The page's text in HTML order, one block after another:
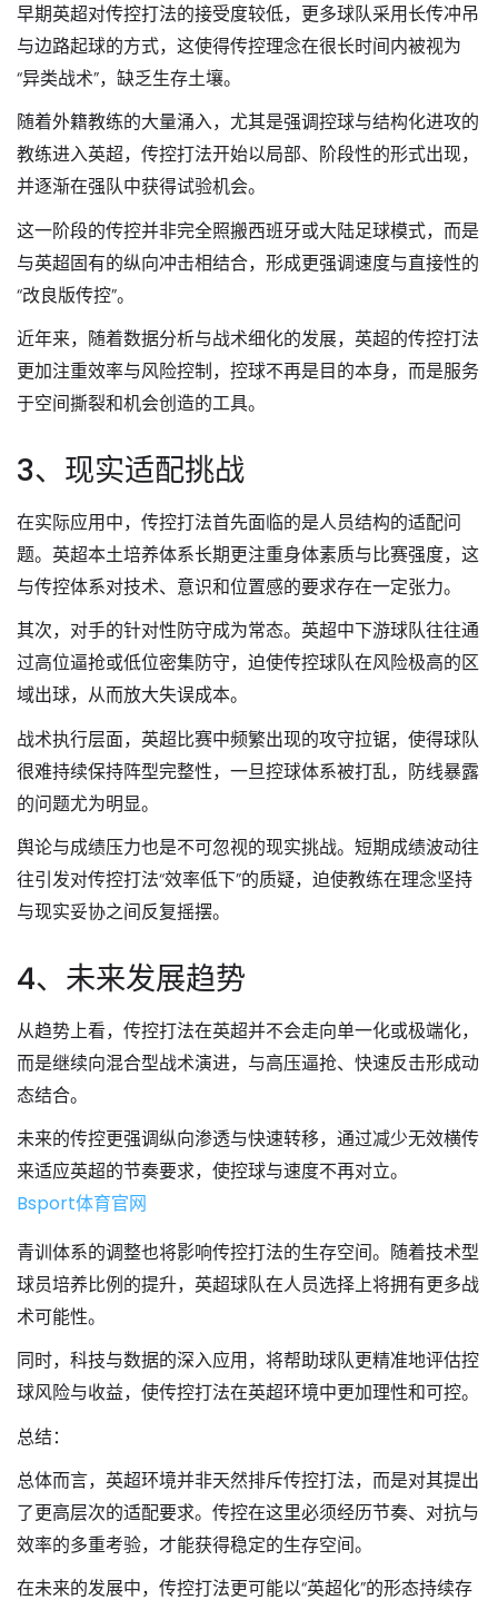
早期英超对传控打法的接受度较低，更多球队采用长传冲吊
与边路起球的方式，这使得传控理念在很长时间内被视为
“异类战术”，缺乏生存土壤。
随着外籍教练的大量涌入，尤其是强调控球与结构化进攻的
教练进入英超，传控打法开始以局部、阶段性的形式出现，
并逐渐在强队中获得试验机会。
这一阶段的传控并非完全照搬西班牙或大陆足球模式，而是
与英超固有的纵向冲击相结合，形成更强调速度与直接性的
“改良版传控”。
近年来，随着数据分析与战术细化的发展，英超的传控打法
更加注重效率与风险控制，控球不再是目的本身，而是服务
于空间撕裂和机会创造的工具。
3、现实适配挑战
在实际应用中，传控打法首先面临的是人员结构的适配问
题。英超本土培养体系长期更注重身体素质与比赛强度，这
与传控体系对技术、意识和位置感的要求存在一定张力。
其次，对手的针对性防守成为常态。英超中下游球队往往通
过高位逼抢或低位密集防守，迫使传控球队在风险极高的区
域出球，从而放大失误成本。
战术执行层面，英超比赛中频繁出现的攻守拉锯，使得球队
很难持续保持阵型完整性，一旦控球体系被打乱，防线暴露
的问题尤为明显。
舆论与成绩压力也是不可忽视的现实挑战。短期成绩波动往
往引发对传控打法“效率低下”的质疑，迫使教练在理念坚持
与现实妥协之间反复摇摆。
4、未来发展趋势
从趋势上看，传控打法在英超并不会走向单一化或极端化，
而是继续向混合型战术演进，与高压逼抢、快速反击形成动
态结合。
未来的传控更强调纵向渗透与快速转移，通过减少无效横传
来适应英超的节奏要求，使控球与速度不再对立。
Bsport体育官网
青训体系的调整也将影响传控打法的生存空间。随着技术型
球员培养比例的提升，英超球队在人员选择上将拥有更多战
术可能性。
同时，科技与数据的深入应用，将帮助球队更精准地评估控
球风险与收益，使传控打法在英超环境中更加理性和可控。
总结：
总体而言，英超环境并非天然排斥传控打法，而是对其提出
了更高层次的适配要求。传控在这里必须经历节奏、对抗与
效率的多重考验，才能获得稳定的生存空间。
在未来的发展中，传控打法更可能以“英超化”的形态持续存